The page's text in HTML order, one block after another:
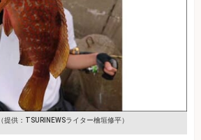
（提供：TSURINEWSライター檜垣修平）